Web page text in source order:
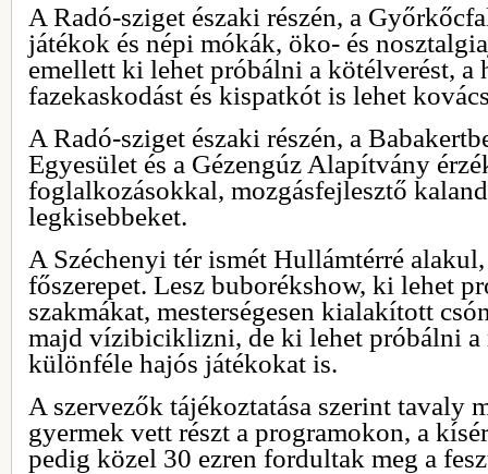
A Radó-sziget északi részén, a
játékok és népi mókák, öko- és
emellett ki lehet próbálni a kötélverést, a
fazekaskodást és kispatkót is lehet
A Radó-sziget északi részén, a
Egyesület és a Gézengúz Alapítvány
foglalkozásokkal, mozgásfejlesztő
legkisebbeket.
A Széchenyi tér ismét Hullámtérré
főszerepet. Lesz buborékshow, ki lehet
szakmákat, mesterségesen kialakított
majd vízibiciklizni, de ki lehet próbálni
különféle hajós játékokat is.
A szervezők tájékoztatása szerint tavaly
gyermek vett részt a programokon, a
pedig közel 30 ezren fordultak meg a